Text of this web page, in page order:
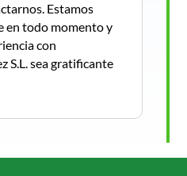
Estamos
en todo momento y
con
S.L. sea gratificante